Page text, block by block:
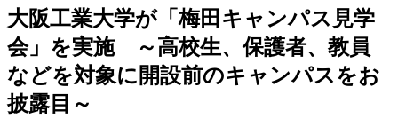
大阪工業大学が「梅田キャンパス見学
会」を実施 ～高校生、保護者、教員
などを対象に開設前のキャンパスをお
披露目～